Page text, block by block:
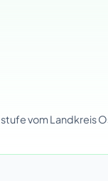
vom Landkreis